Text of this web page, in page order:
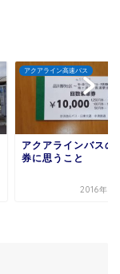
アクアライン高速バス
アクアラインバスの
券に思うこと
2016年6